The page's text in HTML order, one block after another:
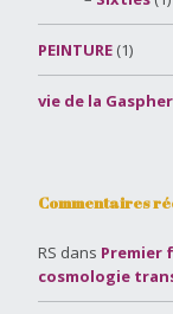
PEINTURE (1)
vie de la
Commentaires
RS dans Premier
cosmologie